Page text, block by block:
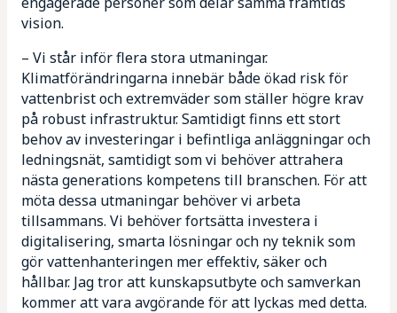
vision.
– Vi står inför flera stora utmaningar.
Klimatförändringarna innebär både ökad risk för
vattenbrist och extremväder som ställer högre krav
på robust infrastruktur. Samtidigt finns ett stort
behov av investeringar i befintliga anläggningar och
ledningsnät, samtidigt som vi behöver attrahera
nästa generations kompetens till branschen. För att
möta dessa utmaningar behöver vi arbeta
tillsammans. Vi behöver fortsätta investera i
digitalisering, smarta lösningar och ny teknik som
gör vattenhanteringen mer effektiv, säker och
hållbar. Jag tror att kunskapsutbyte och samverkan
kommer att vara avgörande för att lyckas med detta.